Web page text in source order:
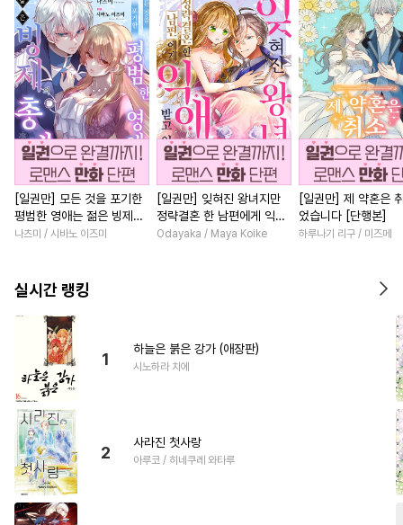
[일권만] 모든 것을 포기한
평범한 영애는 젊은 빙제의
총애를 받는다 [단행본]
나츠미 / 시바노 이즈미
[일권만] 잊혀진 왕녀지만
정략결혼 한 남편에게 익애
받고 있습니다 [단행본]
Odayaka / Maya Koike
[일권만] 제 약혼은
었습니다 [단행본]
하루나기 리구 / 미즈메
실시간 랭킹
1
하늘은 붉은 강가 (애장판)
시노하라 치에
2
사라진 첫사랑
아루코 / 히네쿠레 와타루